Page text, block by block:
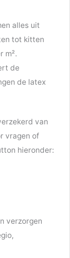
alles uit
tot kitten
m².
de
de latex
van
vragen of
hieronder:
verzorgen